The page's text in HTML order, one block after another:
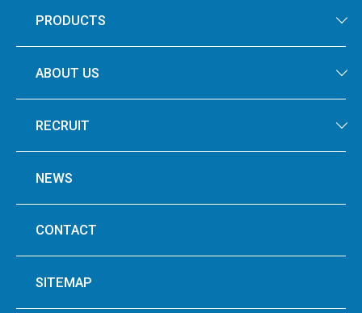
PRODUCTS
ABOUT US
RECRUIT
NEWS
CONTACT
SITEMAP